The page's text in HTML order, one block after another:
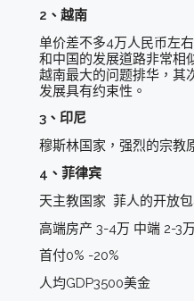
2、越南
单价差不多4万人民币左
和中国的发展道路非常相
越南最大的问题排华，其
发展具有约束性。
3、印尼
穆斯林国家，强烈的宗教
4、菲律宾
天主教国家 菲人的开放
高端房产 3-4万 中端 2-3
首付0% -20%
人均GDP3500美金